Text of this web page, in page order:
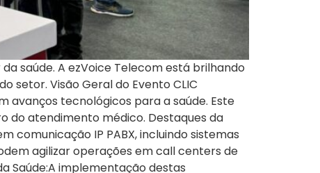
saúde. A ezVoice Telecom está brilhando
setor. Visão Geral do Evento CLIC
avanços tecnológicos para a saúde. Este
do atendimento médico. Destaques da
comunicação IP PABX, incluindo sistemas
agilizar operações em call centers de
Saúde:A implementação destas